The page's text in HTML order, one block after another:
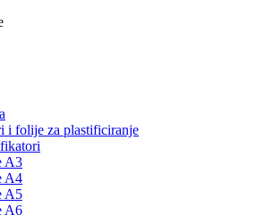
i folije za plastificiranje
A3
A4
A5
A6